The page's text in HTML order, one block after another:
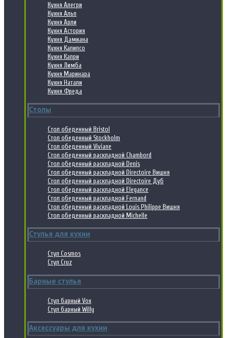
Кухня Алегри
Кухня Альп
Кухня Арли
Кухня Астория
Кухня Дамиана
Кухня Калипсо
Кухня Капри
Кухня Лимба
Кухня Маринара
Кухня Натали
Кухня Фреда
Столы
Стол обеденный Bristol
Стол обеденный Stockholm
Стол обеденный Viviane
Стол обеденный раскладной Chambord
Стол обеденный раскладной Denis
Стол обеденный раскладной Directoire Вишня
Стол обеденный раскладной Directoire Дуб
Стол обеденный раскладной Elegance
Стол обеденный раскладной Fernand
Стол обеденный раскладной Louis Philippe Вишня
Стол обеденный раскладной Michelle
Стулья для кухни
Стул Cosmos
Стул Cruz
Барные стулья
Стул барный Vox
Стул барный Willy
Аксессуары для кухни